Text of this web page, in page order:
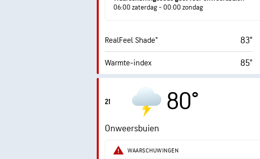
06:00 zaterdag - 00:00 zondag
RealFeel Shade™ 83°
Warmte-index 85°
Windstoten
Vochtigheid
Dauwpunt
21 80°
Onweersbuien
WAARSCHUWINGEN